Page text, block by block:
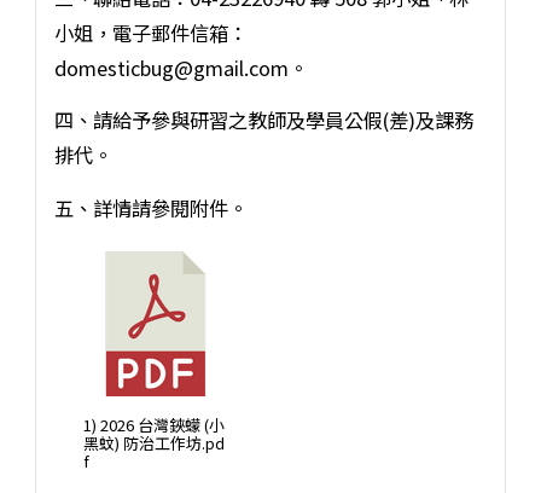
小姐，電子郵件信箱：
domesticbug@gmail.com。
四、請給予參與研習之教師及學員公假(差)及課務
排代。
五、詳情請參閱附件。
1) 2026 台灣鋏蠓 (小
黑蚊) 防治工作坊.pd
f